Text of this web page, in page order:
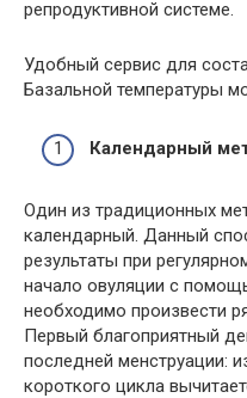
репродуктивной системе.
Удобный сервис для
Базальной температуры
Календарный
Один из традиционных
календарный. Данный
результаты при
начало овуляции с
необходимо произвести
Первый благоприятный
последней менструации:
короткого цикла